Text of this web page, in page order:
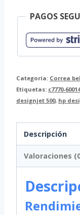
cantidad
PAGOS
Categoría: Correa
Etiquetas: c7770-60014
designjet 500, hp
Descripción
Valoraciones